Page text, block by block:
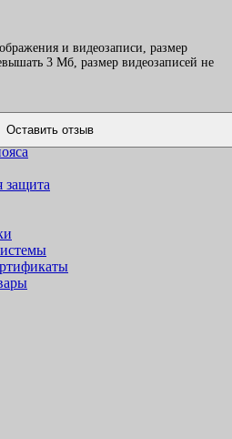
защита
и видеозаписи, размер
3 Mб, размер видеозаписей не
Оставить отзыв